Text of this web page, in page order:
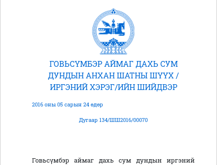
ГОВЬСҮМБЭР АЙМАГ ДАХЬ СУМ
ДУНДЫН АНХАН ШАТНЫ ШҮҮХ /
ИРГЭНИЙ ХЭРЭГ/ИЙН ШИЙДВЭР
2016 оны 05 сарын 24 өдөр
Дугаар 134/ШШ2016/00070
Говьсүмбэр аймаг дахь сум дундын иргэний